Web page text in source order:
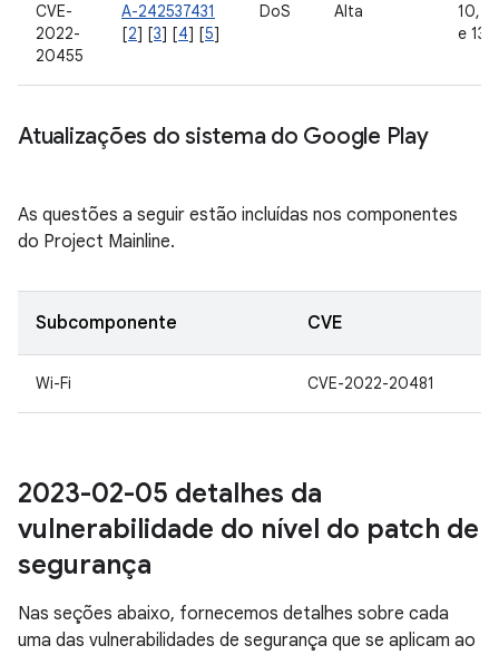
CVE-
2022-
20455
A-242537431
[2] [3] [4] [5]
DoS Alta
10,
e 13
Atualizações do sistema do Google Play
As questões a seguir estão incluídas nos componentes
do Project Mainline.
Subcomponente CVE
Wi-Fi CVE-2022-20481
2023-02-05 detalhes da
vulnerabilidade do nível do patch de
segurança
Nas seções abaixo, fornecemos detalhes sobre cada
uma das vulnerabilidades de segurança que se aplicam ao